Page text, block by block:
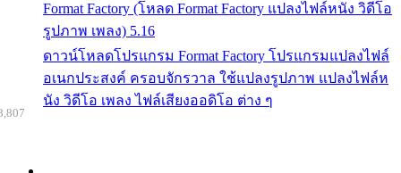
Format Factory (โหลด Format Factory แปลงไฟล์หนัง วิดีโอ
รูปภาพ เพลง) 5.16
ดาวน์โหลดโปรแกรม Format Factory โปรแกรมแปลงไฟล์
อเนกประสงค์ ครอบจักรวาล ใช้แปลงรูปภาพ แปลงไฟล์ห
นัง วิดีโอ เพลง ไฟล์เสียงออดิโอ ต่าง ๆ